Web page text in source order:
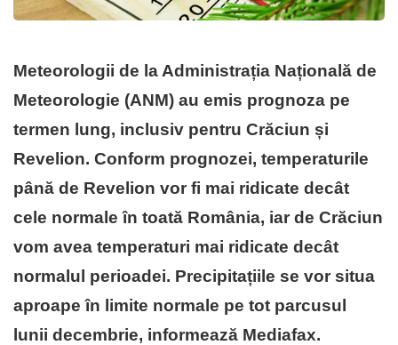
Meteorologii de la Administrația Națională de
Meteorologie (ANM) au emis prognoza pe
termen lung, inclusiv pentru Crăciun și
Revelion. Conform prognozei, temperaturile
până de Revelion vor fi mai ridicate decât
cele normale în toată România, iar de Crăciun
vom avea temperaturi mai ridicate decât
normalul perioadei. Precipitațiile se vor situa
aproape în limite normale pe tot parcusul
lunii decembrie, informează Mediafax.